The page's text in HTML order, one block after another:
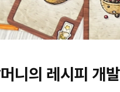
니의 레시피 개